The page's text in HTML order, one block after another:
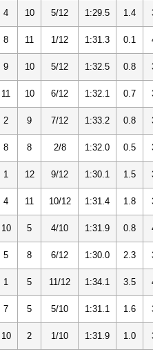
4 10 5/12 1:29.5 1.4
8 11 1/12 1:31.3 0.1
9 10 5/12 1:32.5 0.8
11 10 6/12 1:32.1 0.7
2 9 7/12 1:33.2 0.8
8 8 2/8 1:32.0 0.5
1 12 9/12 1:30.1 1.5
4 11 10/12 1:31.4 1.8
10 5 4/10 1:31.9 0.8
5 8 6/12 1:30.0 2.3
1 5 11/12 1:34.1 3.5
7 5 5/10 1:31.1 1.6
10 2 1/10 1:31.9 1.0